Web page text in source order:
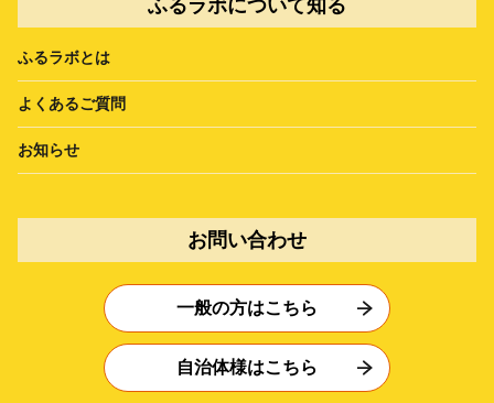
ふるラボについて知る
ふるラボとは
よくあるご質問
お知らせ
お問い合わせ
一般の方はこちら
自治体様はこちら